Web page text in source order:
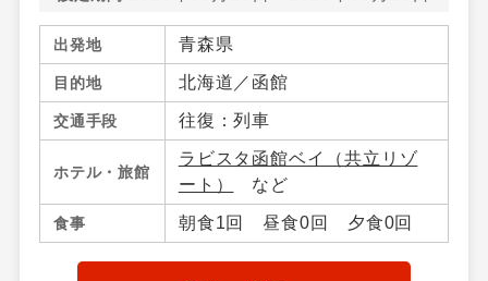
出発地 青森県
目的地 北海道／函館
交通手段 往復：列車
ホテル・旅館
ラビスタ函館ベイ（共立リゾ
ート）
など
食事 朝食1回 昼食0回 夕食0回